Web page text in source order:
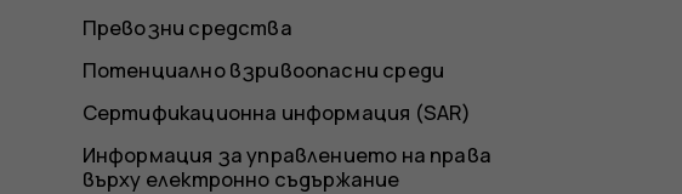
Превозни средства
Потенциално взривоопасни среди
Сертификационна информация (SAR)
Информация за управлението на права
върху електронно съдържание